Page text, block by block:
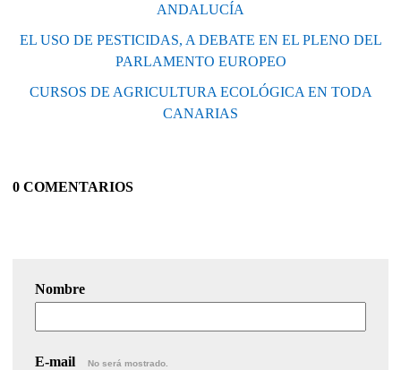
ANDALUCÍA
EL USO DE PESTICIDAS, A DEBATE EN EL PLENO DEL
PARLAMENTO EUROPEO
CURSOS DE AGRICULTURA ECOLÓGICA EN TODA
CANARIAS
0 COMENTARIOS
Nombre
E-mail No será mostrado.